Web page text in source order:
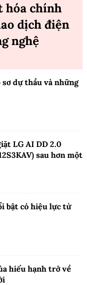
hóa chính
dịch điện
nghệ
dự thầu và những
LG AI DD 2.0
sau hơn một
bật có hiệu lực từ
hiếu hạnh trở về